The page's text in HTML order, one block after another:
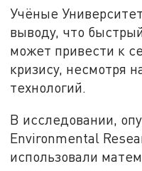
Учёные
выводу, что
может привести к
кризису, несмотря
технологий.
В исследовании,
Environmental
использовали